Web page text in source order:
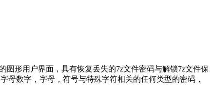
图形用户界面，具有恢复丢失的7z文件密码与解锁7z文件保
母数字，字母，符号与特殊字符相关的任何类型的密码，